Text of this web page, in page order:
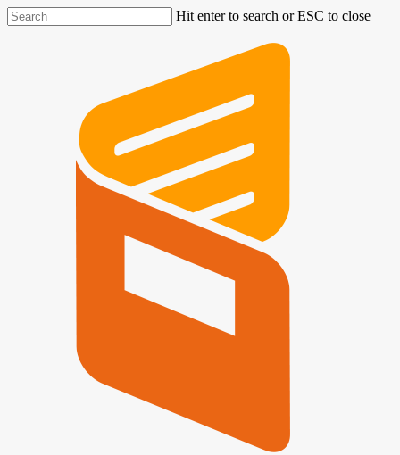
Hit enter to search or ESC to close